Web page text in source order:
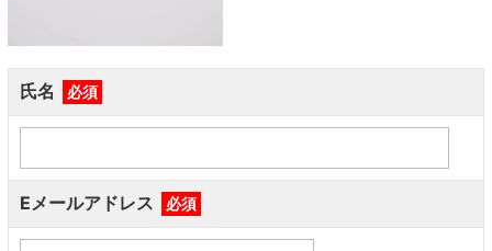
氏名 必須
Eメールアドレス 必須